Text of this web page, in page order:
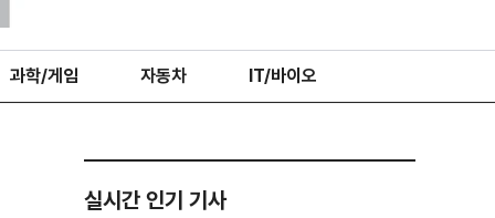
과학/게임 자동차 IT/바이오
실시간 인기 기사